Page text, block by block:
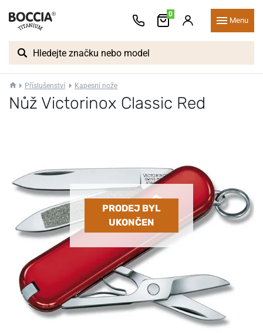
0
Menu
Příslušenství Kapesní nože
Nůž Victorinox Classic Red
PRODEJ BYL
UKONČEN